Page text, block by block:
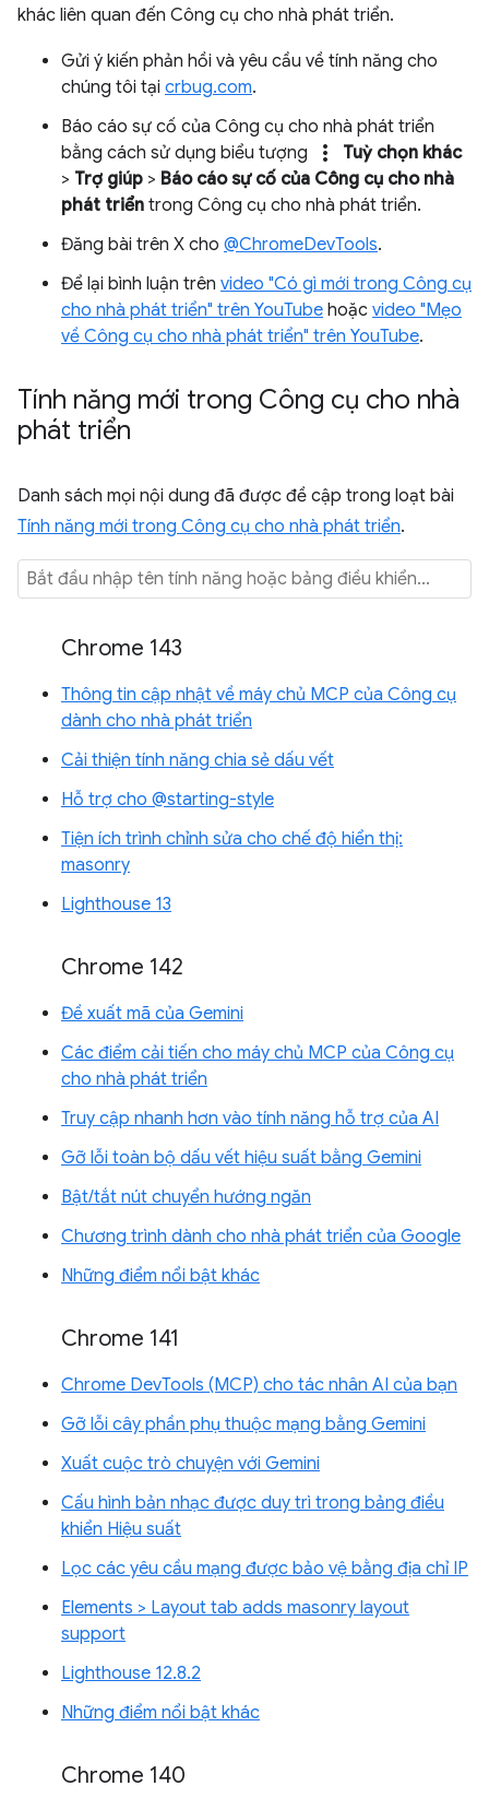
khác liên quan đến Công cụ cho nhà phát triển.
Gửi ý kiến phản hồi và yêu cầu về tính năng cho
chúng tôi tại crbug.com.
Báo cáo sự cố của Công cụ cho nhà phát triển
bằng cách sử dụng biểu tượng
more_vert
Tuỳ chọn khác
> Trợ giúp > Báo cáo sự cố của Công cụ cho nhà
phát triển trong Công cụ cho nhà phát triển.
Đăng bài trên X cho @ChromeDevTools.
Để lại bình luận trên video "Có gì mới trong Công cụ
cho nhà phát triển" trên YouTube hoặc video "Mẹo
về Công cụ cho nhà phát triển" trên YouTube.
Tính năng mới trong Công cụ cho nhà
phát triển
Danh sách mọi nội dung đã được đề cập trong loạt bài
Tính năng mới trong Công cụ cho nhà phát triển.
Chrome 143
Thông tin cập nhật về máy chủ MCP của Công cụ
dành cho nhà phát triển
Cải thiện tính năng chia sẻ dấu vết
Hỗ trợ cho @starting-style
Tiện ích trình chỉnh sửa cho chế độ hiển thị:
masonry
Lighthouse 13
Chrome 142
Đề xuất mã của Gemini
Các điểm cải tiến cho máy chủ MCP của Công cụ
cho nhà phát triển
Truy cập nhanh hơn vào tính năng hỗ trợ của AI
Gỡ lỗi toàn bộ dấu vết hiệu suất bằng Gemini
Bật/tắt nút chuyển hướng ngăn
Chương trình dành cho nhà phát triển của Google
Những điểm nổi bật khác
Chrome 141
Chrome DevTools (MCP) cho tác nhân AI của bạn
Gỡ lỗi cây phần phụ thuộc mạng bằng Gemini
Xuất cuộc trò chuyện với Gemini
Cấu hình bản nhạc được duy trì trong bảng điều
khiển Hiệu suất
Lọc các yêu cầu mạng được bảo vệ bằng địa chỉ IP
Elements > Layout tab adds masonry layout
support
Lighthouse 12.8.2
Những điểm nổi bật khác
Chrome 140